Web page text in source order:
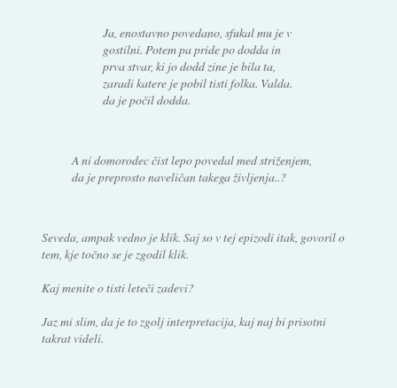
Ja, enostavno povedano, sfukal mu je v
gostilni. Potem pa pride po dodda in
prva stvar, ki jo dodd zine je bila ta,
zaradi katere je pobil tisti folka. Valda.
da je počil dodda.
A ni domorodec čist lepo povedal med striženjem,
da je preprosto naveličan takega življenja..?
Seveda, ampak vedno je klik. Saj so v tej epizodi itak, govoril o
tem, kje točno se je zgodil klik.
Kaj menite o tisti leteči zadevi?
Jaz mi slim, da je to zgolj interpretacija, kaj naj bi prisotni
takrat videli.